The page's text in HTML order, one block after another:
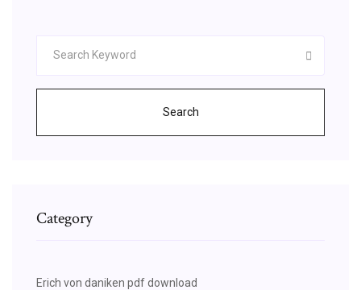
Search
Category
Erich von daniken pdf download